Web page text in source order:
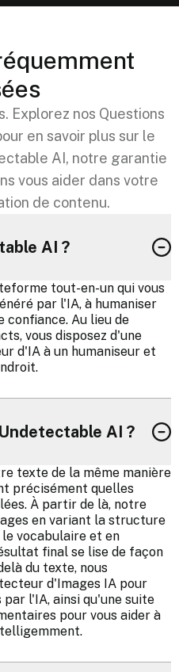
Explorez nos Questions
en savoir plus sur le
AI, notre garantie
vous aider dans votre
de contenu.
AI ?
tout-en-un qui vous
par l'IA, à humaniser
Au lieu de
vous disposez d'une
d'IA à un humaniseur et
AI ?
texte de la même manière
précisément quelles
À partir de là, notre
en variant la structure
vocabulaire et en
final se lise de façon
du texte, nous
d'Images IA pour
l'IA, ainsi qu'une suite
pour vous aider à